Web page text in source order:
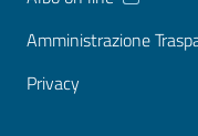
Amministrazione
Privacy